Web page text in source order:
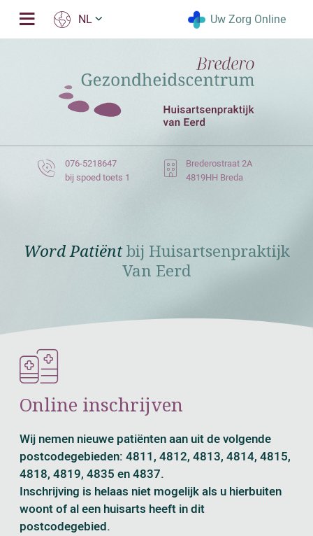
NL Uw Zorg Online
076-5218647
bij spoed toets 1
Brederostraat 2A
4819HH Breda
Word Patiënt bij Huisartsenpraktijk
Van Eerd
Online inschrijven
Wij nemen nieuwe patiënten aan uit de volgende
postcodegebieden: 4811, 4812, 4813, 4814, 4815,
4818, 4819, 4835 en 4837.
Inschrijving is helaas niet mogelijk als u hierbuiten
woont of al een huisarts heeft in dit
postcodegebied.